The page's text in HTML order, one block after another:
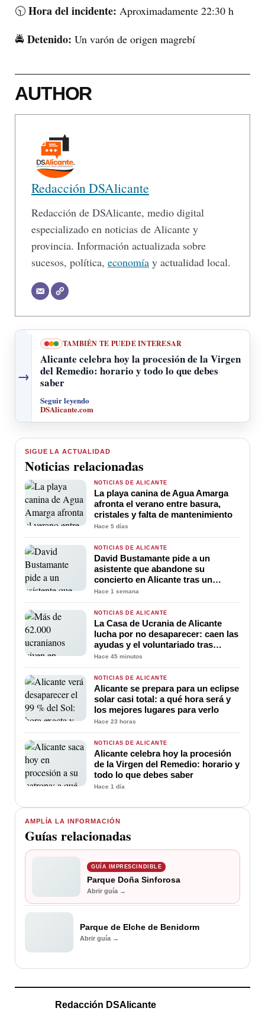
🕥Hora del incidente: Aproximadamente 22:30 h
🚔 Detenido: Un varón de origen magrebí
AUTHOR
Redacción DSAlicante
Redacción de DSAlicante, medio digital
especializado en noticias de Alicante y
provincia. Información actualizada sobre
sucesos, política, economía y actualidad local.
→
TAMBIÉN TE PUEDE INTERESAR
Alicante celebra hoy la procesión de la Virgen
del Remedio: horario y todo lo que debes
saber
Seguir leyendo
DSAlicante.com
AMPLÍA LA INFORMACIÓN
Guías relacionadas
GUÍA IMPRESCINDIBLE
Parque Doña Sinforosa
Abrir guía →
Parque de Elche de Benidorm
Abrir guía →
SIGUE LA ACTUALIDAD
Noticias relacionadas
NOTICIAS DE ALICANTE
La playa canina de Agua Amarga
afronta el verano entre basura,
cristales y falta de mantenimiento
Hace 5 días
NOTICIAS DE ALICANTE
David Bustamante pide a un
asistente que abandone su
concierto en Alicante tras un
incidente durante la actuación
Hace 1 semana
NOTICIAS DE ALICANTE
La Casa de Ucrania de Alicante
lucha por no desaparecer: caen las
ayudas y el voluntariado tras
cuatro años de guerra
Hace 45 minutos
NOTICIAS DE ALICANTE
Alicante se prepara para un eclipse
solar casi total: a qué hora será y
los mejores lugares para verlo
Hace 23 horas
NOTICIAS DE ALICANTE
Alicante celebra hoy la procesión
de la Virgen del Remedio: horario y
todo lo que debes saber
Hace 1 día
Redacción DSAlicante